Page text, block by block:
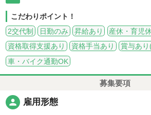
こだわりポイント！
2交代制
日勤のみ 昇給あり
産休・育児
資格取得支援あり
資格手当あり
賞与あり
車・バイク通勤OK
募集要項
person 雇用形態